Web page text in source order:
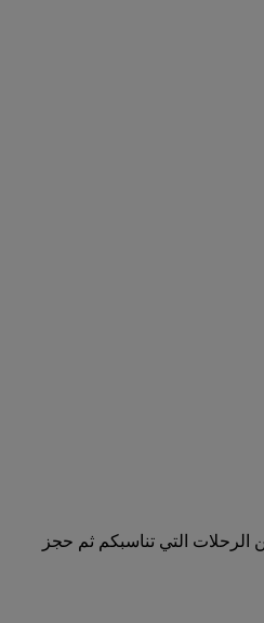
الرحلات التي تناسبكم ثم حجز